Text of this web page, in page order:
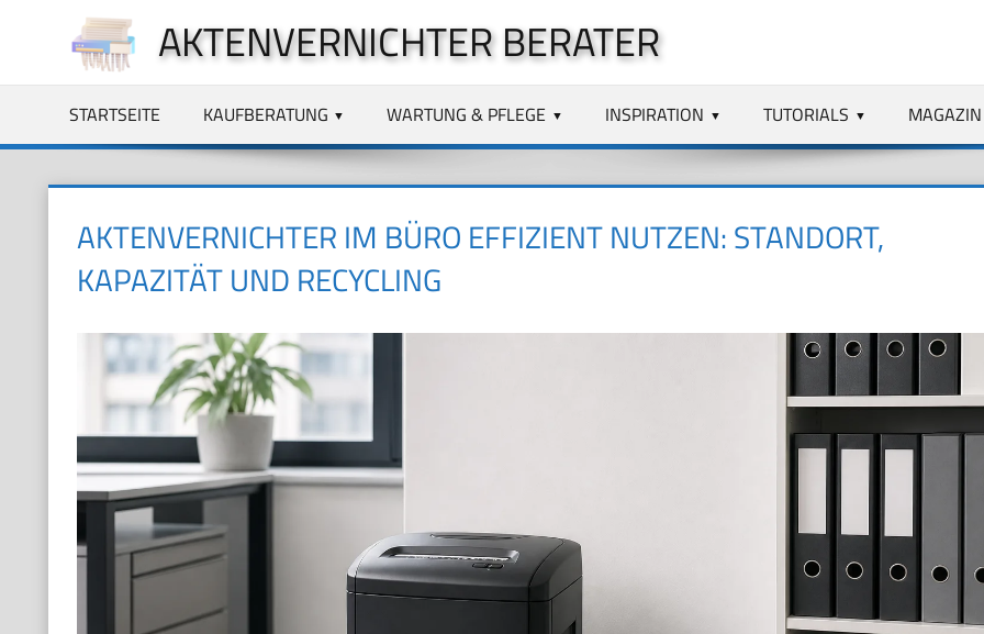
springen
AKTENVERNICHTER BERATER
STARTSEITE KAUFBERATUNG WARTUNG & PFLEGE INSPIRATION TUTORIALS MAGAZIN
AKTENVERNICHTER IM BÜRO EFFIZIENT NUTZEN: STANDORT,
KAPAZITÄT UND RECYCLING